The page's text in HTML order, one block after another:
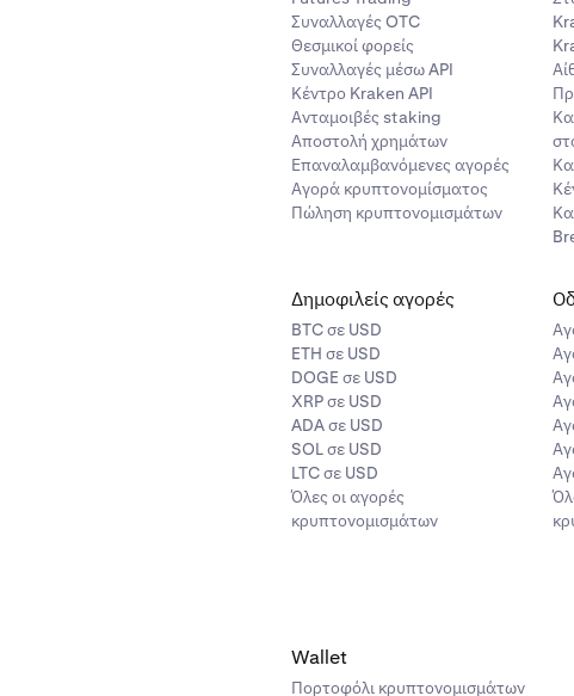
θέλετε η εντολή σας να εκτελεστεί μόνο ως maker, επιλέξτε την
φόρμα εντολής. Αυτή η λειτουργία θα ακυρώσει την εντολή
αμέσως με την πλευρά αγοράς του order book.
Συναλλαγές OTC
Θεσμικοί φορείς
Συναλλαγές μέσω API
Κέντρο Kraken API
Ανταμοιβές staking
Αποστολή χρημάτων
Επαναλαμβανόμενες αγορές
Αγορά κρυπτονομίσματος
Πώληση κρυπτονομισμάτων
Δημοφιλείς αγορές
BTC σε USD
ETH σε USD
DOGE σε USD
XRP σε USD
ADA σε USD
SOL σε USD
LTC σε USD
Όλες οι αγορές
κρυπτονομισμάτων
Wallet
Πορτοφόλι κρυπτονομισμάτων